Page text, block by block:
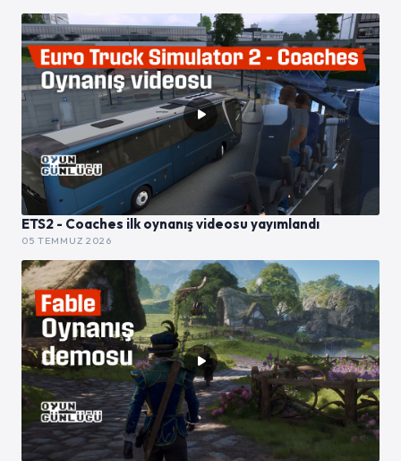
ETS2 - Coaches ilk oynanış videosu yayımlandı
05 TEMMUZ 2026